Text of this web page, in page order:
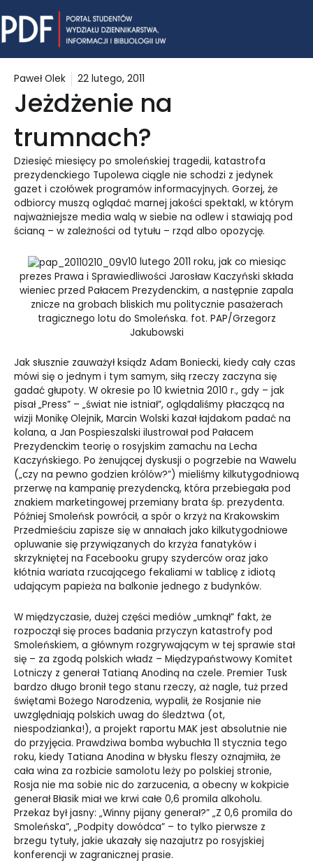
to
content
Paweł Olek 22 lutego, 2011
Jeżdżenie na
trumnach?
Dziesięć miesięcy po smoleńskiej tragedii, katastrofa
prezydenckiego Tupolewa ciągle nie schodzi z jedynek
gazet i czołówek programów informacyjnych. Gorzej, że
odbiorcy muszą oglądać marnej jakości spektakl, w którym
najważniejsze media walą w siebie na odlew i stawiają pod
ścianą – w zależności od tytułu – rząd albo opozycję.
10 lutego 2011 roku, jak co miesiąc
prezes Prawa i Sprawiedliwości Jarosław Kaczyński składa
wieniec przed Pałacem Prezydenckim, a następnie zapala
znicze na grobach bliskich mu politycznie pasażerach
tragicznego lotu do Smoleńska. fot. PAP/Grzegorz
Jakubowski
Jak słusznie zauważył ksiądz Adam Boniecki, kiedy cały czas
mówi się o jednym i tym samym, siłą rzeczy zaczyna się
gadać głupoty. W okresie po 10 kwietnia 2010 r., gdy – jak
pisał „Press” – „świat nie istniał”, oglądaliśmy płaczącą na
wizji Monikę Olejnik, Marcin Wolski kazał łajdakom padać na
kolana, a Jan Pospieszalski ilustrował pod Pałacem
Prezydenckim teorię o rosyjskim zamachu na Lecha
Kaczyńskiego. Po żenującej dyskusji o pogrzebie na Wawelu
(„czy na pewno godzien królów?”) mieliśmy kilkutygodniową
przerwę na kampanię prezydencką, która przebiegała pod
znakiem marketingowej przemiany brata śp. prezydenta.
Później Smoleńsk powrócił, a spór o krzyż na Krakowskim
Przedmieściu zapisze się w annałach jako kilkutygodniowe
opluwanie się przywiązanych do krzyża fanatyków i
skrzykniętej na Facebooku grupy szyderców oraz jako
kłótnia wariata rzucającego fekaliami w tablicę z idiotą
udającym papieża na balkonie jednego z budynków.
W międzyczasie, dużej części mediów „umknął” fakt, że
rozpoczął się proces badania przyczyn katastrofy pod
Smoleńskiem, a głównym rozgrywającym w tej sprawie stał
się – za zgodą polskich władz – Międzypaństwowy Komitet
Lotniczy z generał Tatianą Anodiną na czele. Premier Tusk
bardzo długo bronił tego stanu rzeczy, aż nagle, tuż przed
świętami Bożego Narodzenia, wypalił, że Rosjanie nie
uwzględniają polskich uwag do śledztwa (ot,
niespodzianka!), a projekt raportu MAK jest absolutnie nie
do przyjęcia. Prawdziwa bomba wybuchła 11 stycznia tego
roku, kiedy Tatiana Anodina w błysku fleszy oznajmiła, że
cała wina za rozbicie samolotu leży po polskiej stronie,
Rosja nie ma sobie nic do zarzucenia, a obecny w kokpicie
generał Błasik miał we krwi całe 0,6 promila alkoholu.
Przekaz był jasny: „Winny pijany generał?” „Z 0,6 promila do
Smoleńska”, „Podpity dowódca” – to tylko pierwsze z
brzegu tytuły, jakie ukazały się nazajutrz po rosyjskiej
konferencji w zagranicznej prasie.